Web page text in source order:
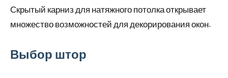
Скрытый карниз для натяжного потолка открывает
множество возможностей для декорирования окон.
Выбор штор